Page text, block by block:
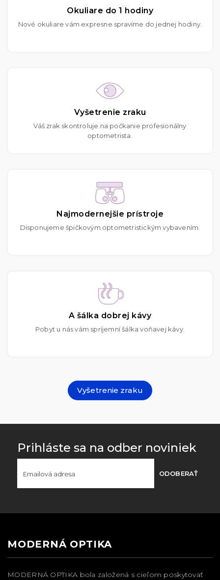
Okuliare do 1 hodiny
Nové okuliare vám expresne spravíme do jednej hodiny.
Vyšetrenie zraku
Váš zrak skontroluje na počkanie profesionálny
optometrista.
Najmodernejšie prístroje
Disponujeme špičkovým optometristickým vybavením.
A šálka dobrej kávy
Pobyt u nás vám spríjemní šálka voňavej kávy.
Vyšetrenie zraku
Prihláste sa na odber noviniek
ODOBERAŤ
MODERNÁ OPTIKA
MODERNÁ OPTIKA bola založená s cieľom poskytovať